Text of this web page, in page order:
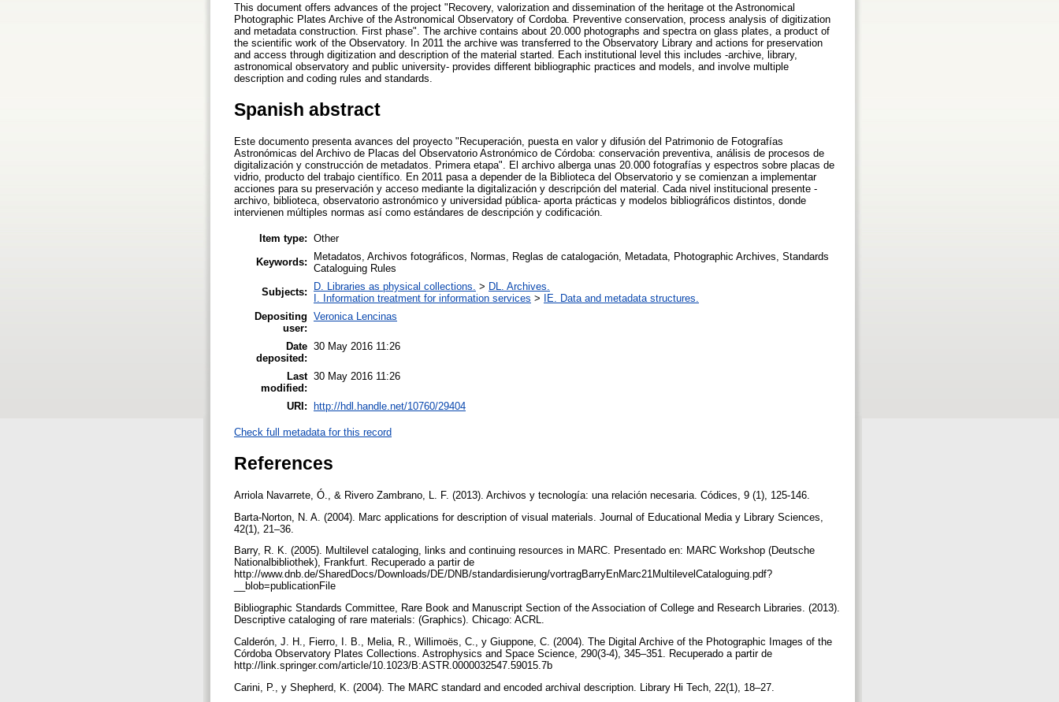
This document offers advances of the project "Recovery, valorization and dissemination of the heritage ot the Astronomical
Photographic Plates Archive of the Astronomical Observatory of Cordoba. Preventive conservation, process analysis of digitization
and metadata construction. First phase". The archive contains about 20.000 photographs and spectra on glass plates, a product of
the scientific work of the Observatory. In 2011 the archive was transferred to the Observatory Library and actions for preservation
and access through digitization and description of the material started. Each institutional level this includes -archive, library,
astronomical observatory and public university- provides different bibliographic practices and models, and involve multiple
description and coding rules and standards.
Spanish abstract
Este documento presenta avances del proyecto "Recuperación, puesta en valor y difusión del Patrimonio de Fotografías
Astronómicas del Archivo de Placas del Observatorio Astronómico de Córdoba: conservación preventiva, análisis de procesos de
digitalización y construcción de metadatos. Primera etapa". El archivo alberga unas 20.000 fotografías y espectros sobre placas de
vidrio, producto del trabajo científico. En 2011 pasa a depender de la Biblioteca del Observatorio y se comienzan a implementar
acciones para su preservación y acceso mediante la digitalización y descripción del material. Cada nivel institucional presente -
archivo, biblioteca, observatorio astronómico y universidad pública- aporta prácticas y modelos bibliográficos distintos, donde
intervienen múltiples normas así como estándares de descripción y codificación.
Item type: Other
Keywords:
Metadatos, Archivos fotográficos, Normas, Reglas de catalogación, Metadata, Photographic Archives, Standards
Cataloguing Rules
Subjects:
D. Libraries as physical collections. > DL. Archives.
I. Information treatment for information services >
IE. Data and metadata structures.
Depositing
user:
Veronica Lencinas
Date
deposited:
30 May 2016 11:26
Last
modified:
30 May 2016 11:26
URI: http://hdl.handle.net/10760/29404
Check full metadata for this record
References
Arriola Navarrete, Ó., & Rivero Zambrano, L. F. (2013). Archivos y tecnología: una relación necesaria. Códices, 9 (1), 125-146.
Barta-Norton, N. A. (2004). Marc applications for description of visual materials. Journal of Educational Media y Library Sciences,
42(1), 21–36.
Barry, R. K. (2005). Multilevel cataloging, links and continuing resources in MARC. Presentado en: MARC Workshop (Deutsche
Nationalbibliothek), Frankfurt. Recuperado a partir de
http://www.dnb.de/SharedDocs/Downloads/DE/DNB/standardisierung/vortragBarryEnMarc21MultilevelCataloguing.pdf?
__blob=publicationFile
Bibliographic Standards Committee, Rare Book and Manuscript Section of the Association of College and Research Libraries. (2013).
Descriptive cataloging of rare materials: (Graphics). Chicago: ACRL.
Calderón, J. H., Fierro, I. B., Melia, R., Willimoës, C., y Giuppone, C. (2004). The Digital Archive of the Photographic Images of the
Córdoba Observatory Plates Collections. Astrophysics and Space Science, 290(3-4), 345–351. Recuperado a partir de
http://link.springer.com/article/10.1023/B:ASTR.0000032547.59015.7b
Carini, P., y Shepherd, K. (2004). The MARC standard and encoded archival description. Library Hi Tech, 22(1), 18–27.